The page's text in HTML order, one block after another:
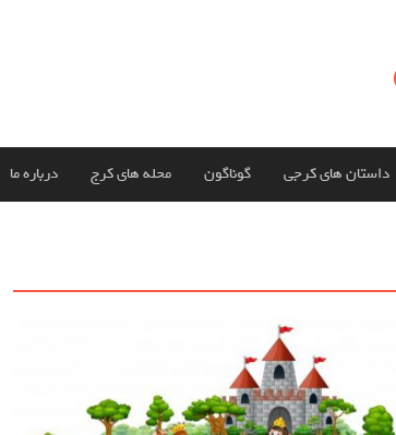
داستان های کرجی گوناگون محله های کرج درباره ما